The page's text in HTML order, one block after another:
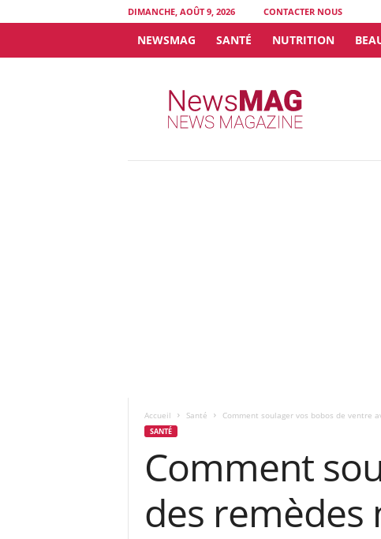
DIMANCHE, AOÛT 9, 2026 CONTACTER NOUS
NEWSMAG SANTÉ NUTRITION
Accueil Santé Comment soulager vos bobos de ventre
SANTÉ
Comment
des remèdes